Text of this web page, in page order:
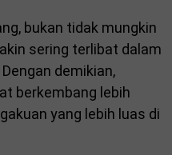
bukan tidak mungkin
sering terlibat dalam
demikian,
berkembang lebih
yang lebih luas di